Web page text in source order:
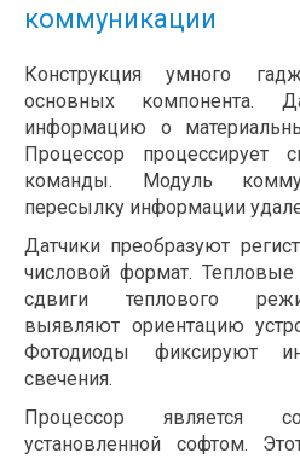
коммуникации
Конструкция умного
основных компонента.
информацию о
Процессор процессирует
команды. Модуль
пересылку информации
Датчики преобразуют
числовой формат. Тепловые
сдвиги теплового
выявляют ориентацию
Фотодиоды фиксируют
свечения.
Процессор является
установленной софтом.